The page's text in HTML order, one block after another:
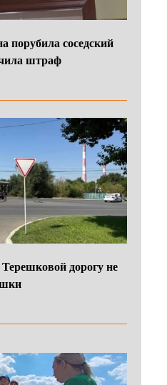
соседский
штраф
дорогу не